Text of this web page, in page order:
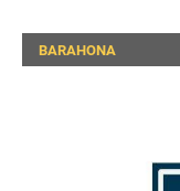
BARAHONA